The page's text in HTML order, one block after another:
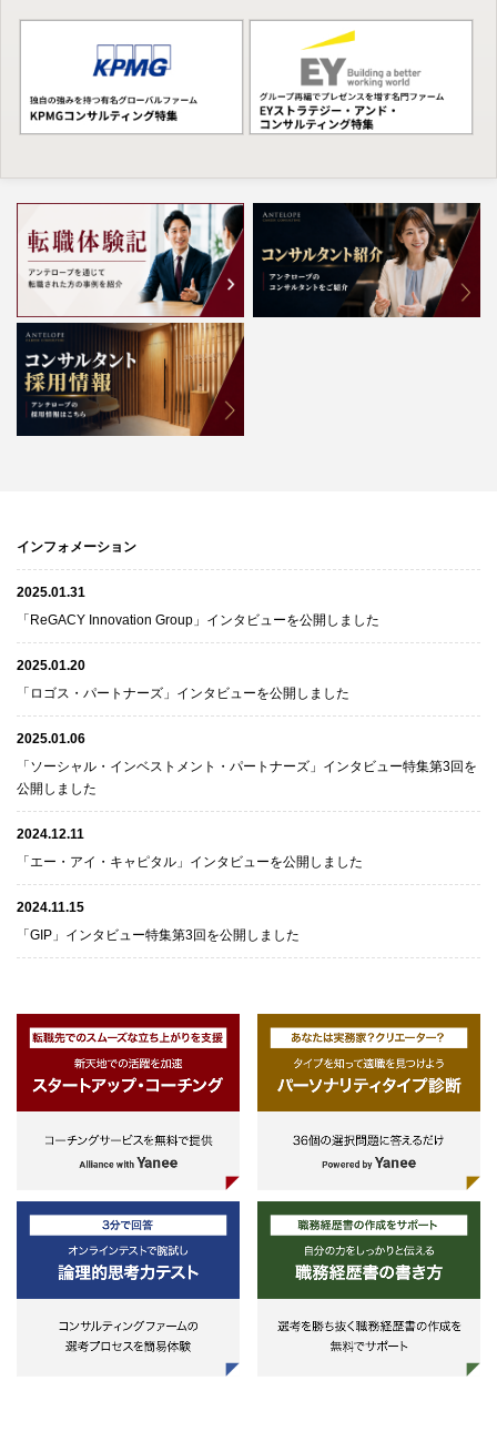
インフォメーション
2025.01.31
「ReGACY Innovation Group」インタビューを公開しました
2025.01.20
「ロゴス・パートナーズ」インタビューを公開しました
2025.01.06
「ソーシャル・インベストメント・パートナーズ」インタビュー特集第3回を
公開しました
2024.12.11
「エー・アイ・キャピタル」インタビューを公開しました
2024.11.15
「GIP」インタビュー特集第3回を公開しました